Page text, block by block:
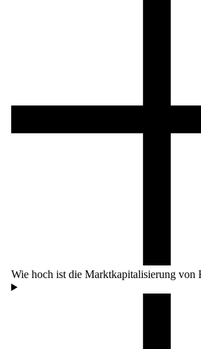
Wie hoch ist die Marktkapitalisierung von